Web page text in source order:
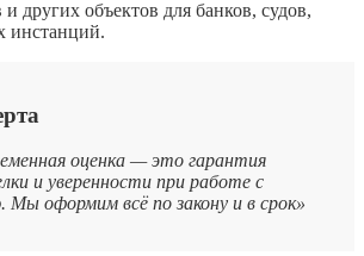
других объектов для банков, судов,
инстанций.
оценка — это гарантия
и уверенности при работе с
оформим всё по закону и в срок»